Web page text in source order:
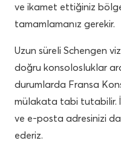
ve ikamet ettiğiniz
tamamlamanız gerekir.
Uzun süreli Schengen
doğru konsolosluklar
durumlarda Fransa
mülakata tabi tutabilir.
ve e-posta adresinizi
ederiz.